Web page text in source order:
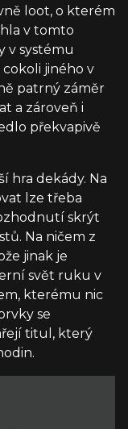
loot, o kterém
v tomto
v systému
cokoli jiného v
patrný záměr
a zároveň i
překvapivě
hra dekády. Na
lze třeba
skrýt
Na ničem z
jinak je
svět ruku v
kterému nic
se
titul, který